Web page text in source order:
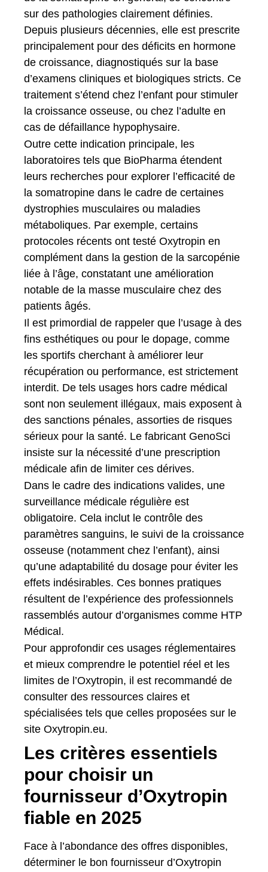
sur des pathologies clairement définies.
Depuis plusieurs décennies, elle est prescrite
principalement pour des déficits en hormone
de croissance, diagnostiqués sur la base
d’examens cliniques et biologiques stricts. Ce
traitement s’étend chez l’enfant pour stimuler
la croissance osseuse, ou chez l’adulte en
cas de défaillance hypophysaire.
Outre cette indication principale, les
laboratoires tels que BioPharma étendent
leurs recherches pour explorer l’efficacité de
la somatropine dans le cadre de certaines
dystrophies musculaires ou maladies
métaboliques. Par exemple, certains
protocoles récents ont testé Oxytropin en
complément dans la gestion de la sarcopénie
liée à l’âge, constatant une amélioration
notable de la masse musculaire chez des
patients âgés.
Il est primordial de rappeler que l’usage à des
fins esthétiques ou pour le dopage, comme
les sportifs cherchant à améliorer leur
récupération ou performance, est strictement
interdit. De tels usages hors cadre médical
sont non seulement illégaux, mais exposent à
des sanctions pénales, assorties de risques
sérieux pour la santé. Le fabricant GenoSci
insiste sur la nécessité d’une prescription
médicale afin de limiter ces dérives.
Dans le cadre des indications valides, une
surveillance médicale régulière est
obligatoire. Cela inclut le contrôle des
paramètres sanguins, le suivi de la croissance
osseuse (notamment chez l’enfant), ainsi
qu’une adaptabilité du dosage pour éviter les
effets indésirables. Ces bonnes pratiques
résultent de l’expérience des professionnels
rassemblés autour d’organismes comme HTP
Médical.
Pour approfondir ces usages réglementaires
et mieux comprendre le potentiel réel et les
limites de l’Oxytropin, il est recommandé de
consulter des ressources claires et
spécialisées tels que celles proposées sur le
site Oxytropin.eu.
Les critères essentiels
pour choisir un
fournisseur d’Oxytropin
fiable en 2025
Face à l’abondance des offres disponibles,
déterminer le bon fournisseur d’Oxytropin